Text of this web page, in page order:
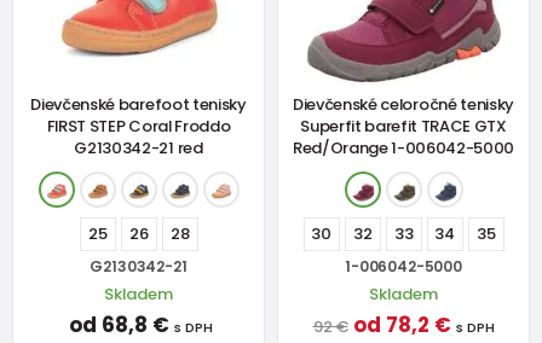
Dievčenské barefoot tenisky
FIRST STEP Coral Froddo
G2130342-21 red
25 26 28
G2130342-21
Skladem
od 68,8 € s DPH
Dievčenské celoročné tenisky
Superfit barefit TRACE GTX
Red/Orange 1-006042-5000
30 32 33 34 35
1-006042-5000
Skladem
92 € od 78,2 € s DPH